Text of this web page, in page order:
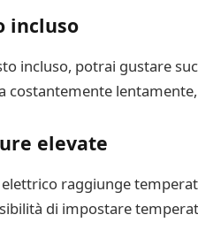
incluso
incluso, potrai gustare
costantemente
elevate
raggiunge
di impostare